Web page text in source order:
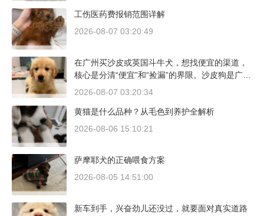
工伤医药费报销范围详解
2026-08-07 03:20:49
在广州买沙皮或英国斗牛犬，想找便宜的渠道，
核心是分清“便宜”和“捡漏”的界限。沙皮狗是广东
本地犬种，价格比北方城市有优势；英国斗牛犬
方和真实价格区间。
2026-08-07 03:20:34
黄猫是什么品种？从毛色到养护全解析
2026-08-06 15:10:21
萨摩耶犬的正确喂食方案
2026-08-05 14:51:00
新车到手，兴奋劲儿还没过，就要面对真实道路